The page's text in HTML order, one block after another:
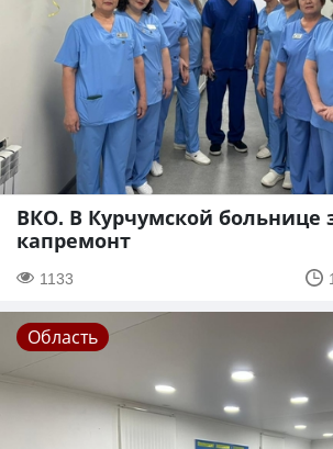
ВКО. В Курчумской больнице
капремонт
1133
Область